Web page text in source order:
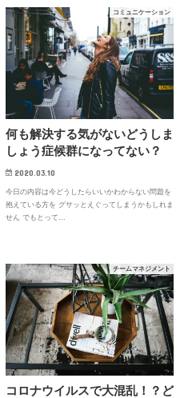
コミュニケーション
何も解決する気がないどうしま
しょう症候群になってない？
2020.03.10
今日の内容は今どうしたらいいかわからない問題を
抱えている方を グサッとえぐってしまうかもしれま
せん でもとって…
チームマネジメント
コロナウイルスで大混乱！？ど